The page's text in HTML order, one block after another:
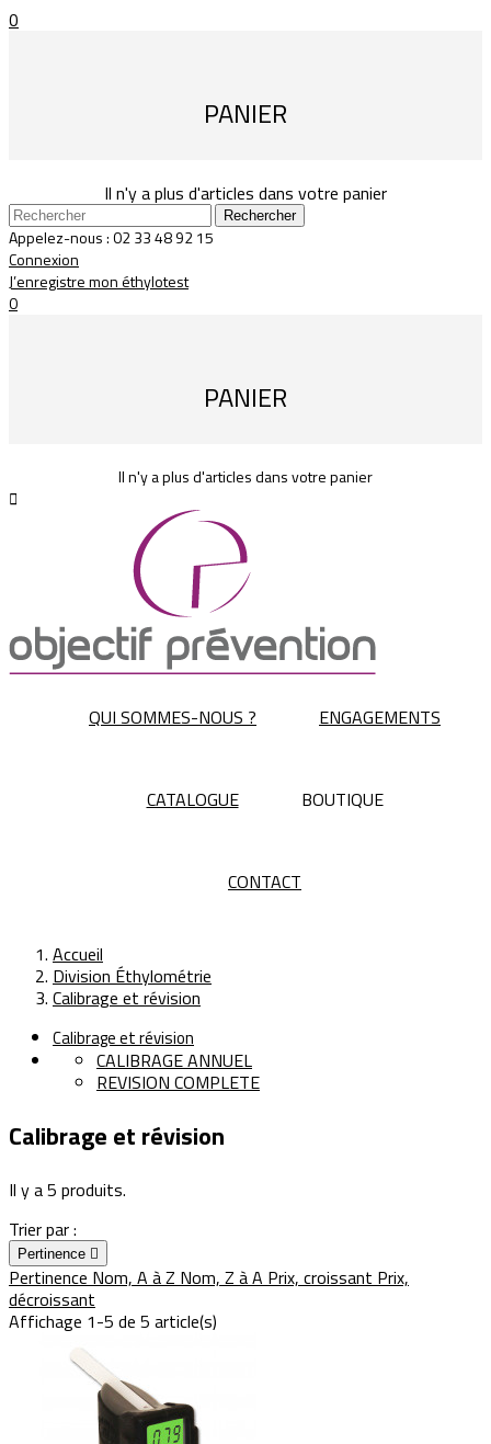
0
PANIER
Il n'y a plus d'articles dans votre panier
Rechercher
Appelez-nous :02 33 48 92 15
Connexion
J’enregistre mon éthylotest
0
PANIER
Il n'y a plus d'articles dans votre panier

QUI SOMMES-NOUS ? ENGAGEMENTS
CATALOGUE BOUTIQUE
CONTACT
Accueil
Division Éthylométrie
Calibrage et révision
Calibrage et révision
CALIBRAGE ANNUEL
REVISION COMPLETE
Calibrage et révision
Il y a 5 produits.
Trier par :
Pertinence 
Pertinence Nom, A à Z Nom, Z à A Prix, croissant Prix,
décroissant
Affichage 1-5 de 5 article(s)